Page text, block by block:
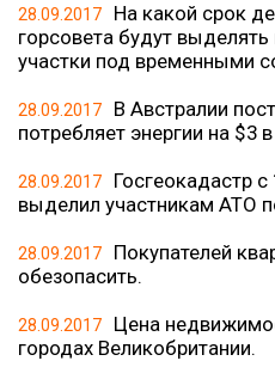
28.09.2017
На какой срок
горсовета будут
участки под временными
28.09.2017
В Австралии
потребляет энергии на $3
28.09.2017
Госгеокадастр
выделил участникам АТО
28.09.2017
Покупателей
обезопасить.
28.09.2017
Цена
городах Великобритании.